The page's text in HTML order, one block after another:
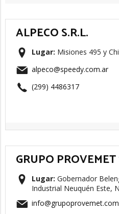
ALPECO S.R.L.
Lugar: Misiones 495 y
alpeco@speedy.com.ar
(299) 4486317
GRUPO
Lugar: Gobernador
Industrial Neuquén Este,
info@grupoprovemet.com